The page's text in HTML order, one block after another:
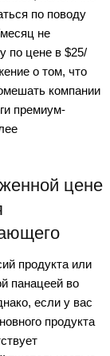
по поводу
не
по цене в $25/
о том, что
компании
премиум-
цене
продукта или
панацеей во
если у вас
продукта